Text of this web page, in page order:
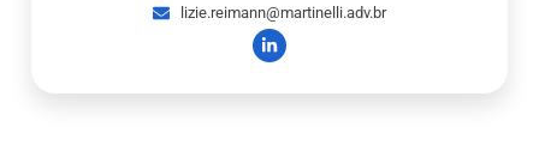
lizie.reimann@martinelli.adv.br